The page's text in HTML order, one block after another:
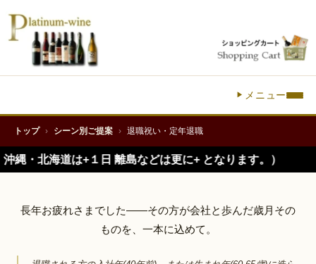
メニュー
トップ › シーン別ご提案 › 退職祝い・定年退職
日 離島などは更に+ となります。）
退職祝い・定年退職に、
入社年のヴィンテージワイン
長年お疲れさまでした——その方が会社と歩んだ歳月その
ものを、一本に込めて。